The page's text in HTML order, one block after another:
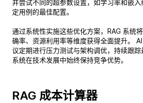
并尝试不同的超参数设置，如学习率和嵌
定用例的最佳配置。
通过系统性实施这些优化方案，RAG 系统
确率、资源利用率等维度获得全面提升。
议定期进行压力测试与架构调优，持续跟
系统在技术发展中始终保持竞争优势。
RAG 成本计算器